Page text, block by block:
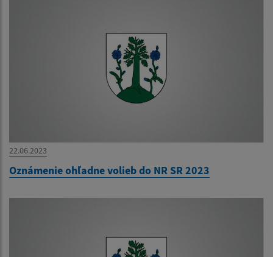
22.06.2023
Oznámenie ohľadne volieb do NR SR 2023